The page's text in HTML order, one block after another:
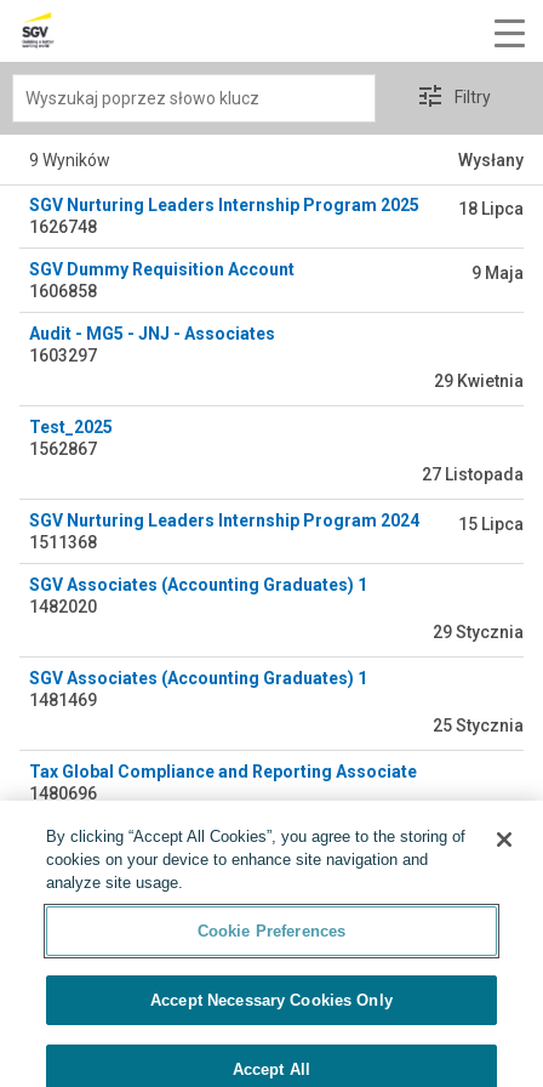
Wyszukaj
Filtry
9 Wyników Wysłany
SGV Nurturing Leaders Internship Program 2025
1626748
18 Lipca
SGV Dummy Requisition Account
1606858
9 Maja
Audit - MG5 - JNJ - Associates
1603297
29 Kwietnia
Test_2025
1562867
27 Listopada
SGV Nurturing Leaders Internship Program 2024
1511368
15 Lipca
SGV Associates (Accounting Graduates) 1
1482020
29 Stycznia
SGV Associates (Accounting Graduates) 1
1481469
25 Stycznia
Tax Global Compliance and Reporting Associate
1480696
SGV Associates (Accounting Graduates)
1479338
17 Stycznia
By clicking “Accept All Cookies”, you agree to the storing of
cookies on your device to enhance site navigation and
analyze site usage.
Cookie Preferences
Accept Necessary Cookies Only
Accept All